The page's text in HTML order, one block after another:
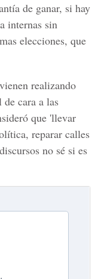
de ganar, si hay
internas sin
elecciones, que
realizando
cara a las
que 'llevar
reparar calles
no sé si es